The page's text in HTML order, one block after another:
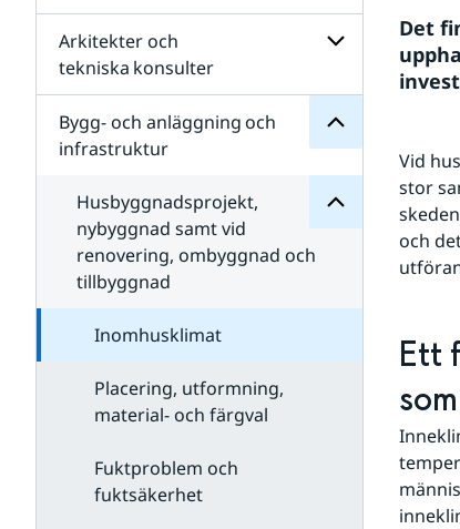
Arkitekter och
tekniska konsulter
Undersidor
för
tekniska
Bygg- och anläggning och
infrastruktur
för
Bygg-
Husbyggnadsprojekt,
nybyggnad samt vid
renovering, ombyggnad och
tillbyggnad
Undersidor
för
Husbyggnadsprojekt,
vid
renovering,
Inomhusklimat
Placering, utformning,
material- och färgval
Fuktproblem och
fuktsäkerhet
Det
Vid
stor
och
Ett